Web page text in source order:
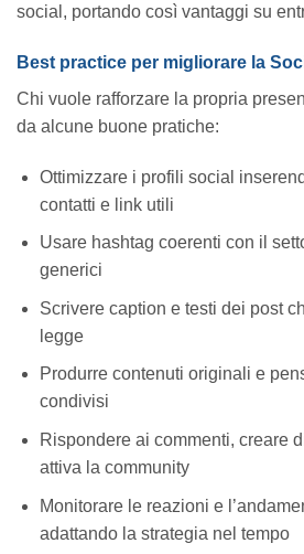
social, portando così vantaggi su
Best practice per migliorare la
Chi vuole rafforzare la propria
da alcune buone pratiche:
Ottimizzare i profili social
contatti e link utili
Usare hashtag coerenti con il
generici
Scrivere caption e testi dei post
legge
Produrre contenuti originali e
condivisi
Rispondere ai commenti, creare
attiva la community
Monitorare le reazioni e
adattando la strategia nel tempo